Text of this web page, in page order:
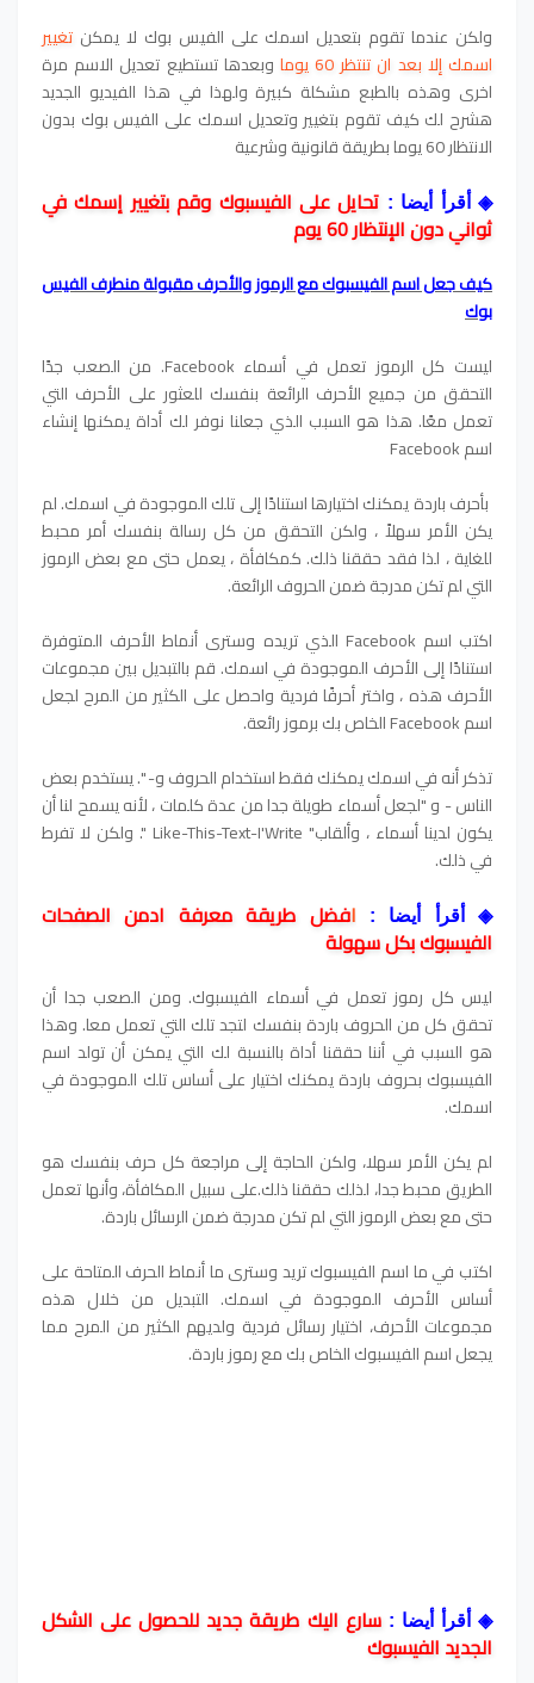
ولكن عندما تقوم بتعديل اسمك على الفيس بوك لا يمكن تغيير
اسمك إلا بعد ان تنتظر 60 يوما
وبعدها تستطيع تعديل الاسم مرة
اخرى وهذه بالطبع مشكلة كبيرة ولهذا في هذا الفيديو الجديد
هشرح لك كيف تقوم بتغيير وتعديل اسمك على الفيس بوك بدون
الانتظار 60 يوما بطريقة قانونية وشرعية
◈أقرأ أيضا : تحايل على الفيسبوك وقم بتغيير إسمك في
ثواني دون الإنتظار 60 يوم
كيف جعل اسم الفيسبوك مع الرموز والأحرف مقبولة منطرف الفيس
بوك
ليست كل الرموز تعمل في أسماء Facebook. من الصعب جدًا
التحقق من جميع الأحرف الرائعة بنفسك للعثور على الأحرف التي
تعمل معًا. هذا هو السبب الذي جعلنا نوفر لك أداة يمكنها إنشاء
اسم Facebook
بأحرف باردة يمكنك اختيارها استنادًا إلى تلك الموجودة في اسمك. لم
يكن الأمر سهلاً ، ولكن التحقق من كل رسالة بنفسك أمر محبط
للغاية ، لذا فقد حققنا ذلك. كمكافأة ، يعمل حتى مع بعض الرموز
التي لم تكن مدرجة ضمن الحروف الرائعة.
اكتب اسم Facebook الذي تريده وسترى أنماط الأحرف المتوفرة
استنادًا إلى الأحرف الموجودة في اسمك. قم بالتبديل بين مجموعات
الأحرف هذه ، واختر أحرفًا فردية واحصل على الكثير من المرح لجعل
اسم Facebook الخاص بك برموز رائعة.
تذكر أنه في اسمك يمكنك فقط استخدام الحروف و- ". يستخدم بعض
الناس - و "لجعل أسماء طويلة جدا من عدة كلمات ، لأنه يسمح لنا أن
يكون لدينا أسماء ، وألقاب" Like-This-Text-I'Write ". ولكن لا تفرط
في ذلك.
◈ أقرأ أيضا : افضل طريقة معرفة ادمن الصفحات
الفيسبوك بكل سهولة
ليس كل رموز تعمل في أسماء الفيسبوك. ومن الصعب جدا أن
تحقق كل من الحروف باردة بنفسك لتجد تلك التي تعمل معا. وهذا
هو السبب في أننا حققنا أداة بالنسبة لك التي يمكن أن تولد اسم
الفيسبوك بحروف باردة يمكنك اختيار على أساس تلك الموجودة في
اسمك.
لم يكن الأمر سهلا، ولكن الحاجة إلى مراجعة كل حرف بنفسك هو
الطريق محبط جدا، لذلك حققنا ذلك.على سبيل المكافأة، وأنها تعمل
حتى مع بعض الرموز التي لم تكن مدرجة ضمن الرسائل باردة.
اكتب في ما اسم الفيسبوك تريد وسترى ما أنماط الحرف المتاحة على
أساس الأحرف الموجودة في اسمك. التبديل من خلال هذه
مجموعات الأحرف، اختيار رسائل فردية ولديهم الكثير من المرح مما
يجعل اسم الفيسبوك الخاص بك مع رموز باردة.
◈أقرأ أيضا : سارع اليك طريقة جديد للحصول على الشكل
الجديد الفيسبوك